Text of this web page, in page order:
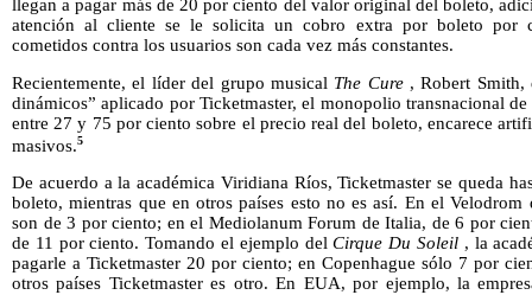
llegan a pagar más de 20 por ciento del valor original del boleto,
atención al cliente se le solicita un cobro extra por boleto por
cometidos contra los usuarios son cada vez más constantes.
Recientemente, el líder del grupo musical The Cure, Robert Smith,
dinámicos” aplicado por Ticketmaster, el monopolio transnacional
entre 27 y 75 por ciento sobre el precio real del boleto, encarece
masivos.5
De acuerdo a la académica Viridiana Ríos, Ticketmaster se queda
boleto, mientras que en otros países esto no es así. En el
son de 3 por ciento; en el Mediolanum Forum de Italia, de 6 por
de 11 por ciento. Tomando el ejemplo delCirque Du Soleil, la
pagarle a Ticketmaster 20 por ciento; en Copenhague sólo 7 por
otros países Ticketmaster es otro. En EUA, por ejemplo, la